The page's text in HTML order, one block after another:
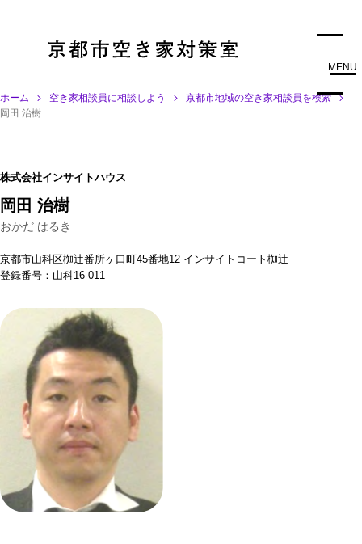
MENU
ホーム 空き家相談員に相談しよう
京都市地域の空き家相談員を検索
岡田 治樹
株式会社インサイトハウス
岡田 治樹
おかだ はるき
京都市山科区椥辻番所ヶ口町45番地12 インサイトコート椥辻
登録番号：山科16-011